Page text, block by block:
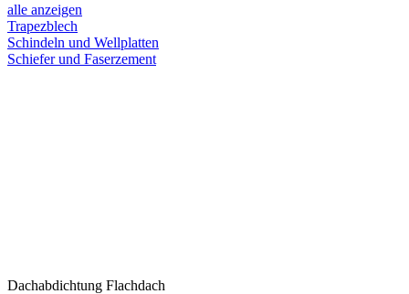
alle anzeigen
Trapezblech
Schindeln und Wellplatten
Schiefer und Faserzement
Dachabdichtung Flachdach